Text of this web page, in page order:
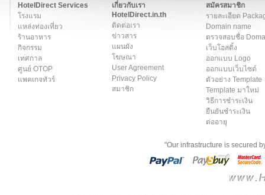
HotelDirect Services
โรงแรม
แหล่งท่องเที่ยว
ร้านอาหาร
กิจกรรม
เทศกาล
ศูนย์ OTOP
แพคเกจทัวร์
เกี่ยวกับเรา
HotelDirect.in.th
ติดต่อเรา
ข่าวสาร
แผนผัง
โฆษณา
User Agreement
Privacy Policy
สมาชิก
สมัครสมาชิก
รายละเอียด
Domain name
ตรวจสอบชื่อ
เว็บโฮสติ้ง
ออกแบบ Logo
ออกแบบเว็บไซต์
ตัวอย่าง Template
Template มาใหม่
วิธีการชำระเงิน
ยืนยันชำระเงิน
ต่ออายุ
"Our infrastructure is secured